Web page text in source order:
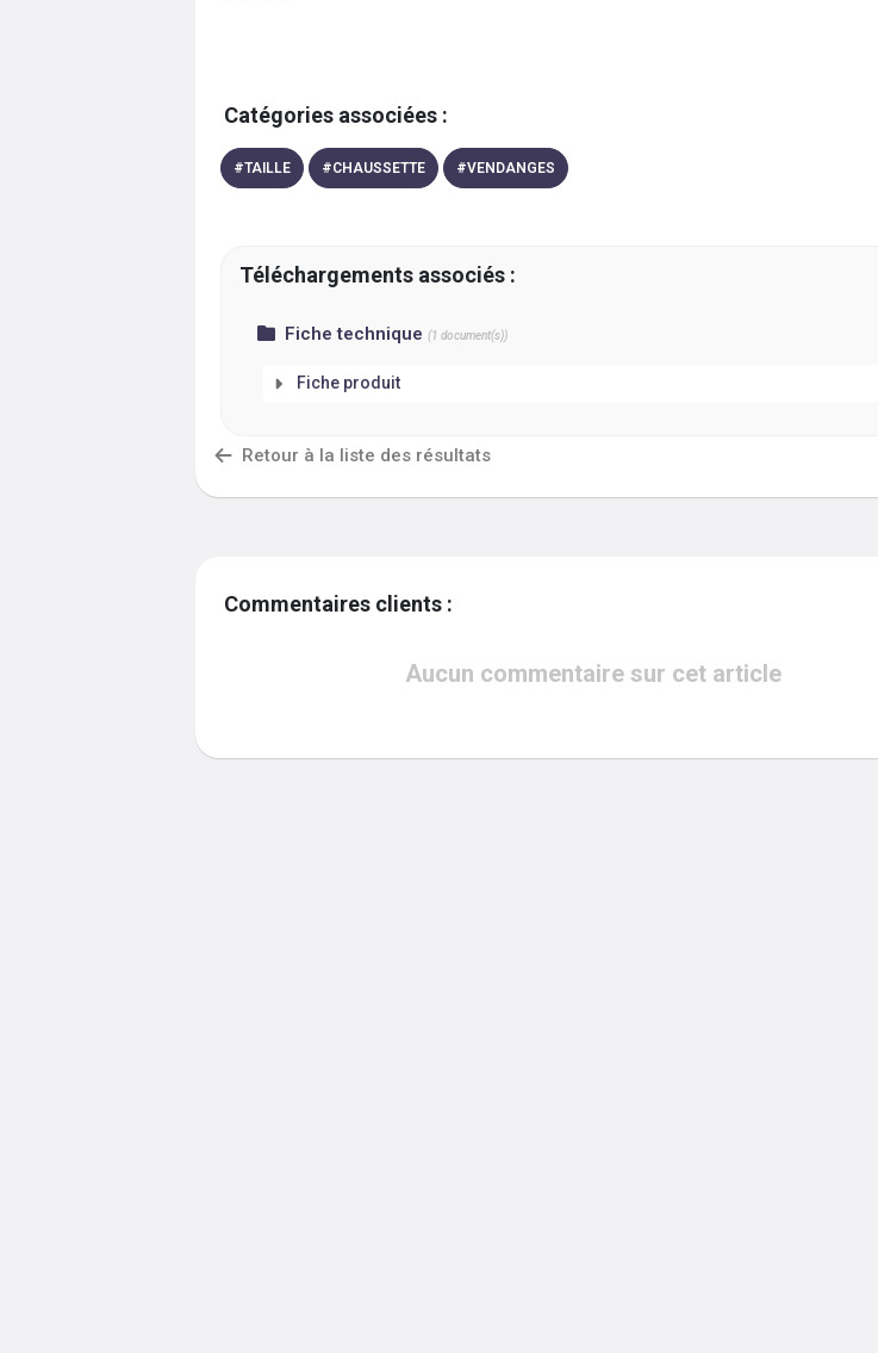
Catégories associées :
#TAILLE #CHAUSSETTE #VENDANGES
Téléchargements associés :
Fiche technique (1 document(s))
Fiche produit
Retour à la liste des résultats
Commentaires clients :
Aucun commentaire sur cet article